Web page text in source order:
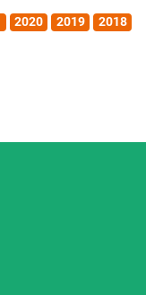
2020 2019
2018